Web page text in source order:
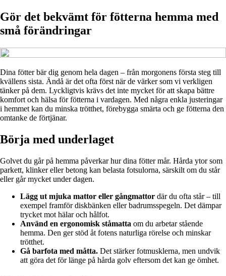
Gör det bekvämt för fötterna hemma med
små förändringar
Dina fötter bär dig genom hela dagen – från morgonens första steg till
kvällens sista. Ändå är det ofta först när de värker som vi verkligen
tänker på dem. Lyckligtvis krävs det inte mycket för att skapa bättre
komfort och hälsa för fötterna i vardagen. Med några enkla justeringar
i hemmet kan du minska trötthet, förebygga smärta och ge fötterna den
omtanke de förtjänar.
Börja med underlaget
Golvet du går på hemma påverkar hur dina fötter mår. Hårda ytor som
parkett, klinker eller betong kan belasta fotsulorna, särskilt om du står
eller går mycket under dagen.
Lägg ut mjuka mattor eller gångmattor där du ofta står – till
exempel framför diskbänken eller badrumsspegeln. Det dämpar
trycket mot hälar och hålfot.
Använd en ergonomisk ståmatta om du arbetar stående
hemma. Den ger stöd åt fotens naturliga rörelse och minskar
trötthet.
Gå barfota med måtta. Det stärker fotmusklerna, men undvik
att göra det för länge på hårda golv eftersom det kan ge ömhet.